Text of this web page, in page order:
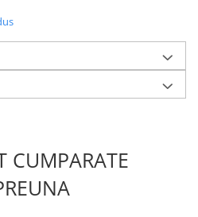
CUMPARATE